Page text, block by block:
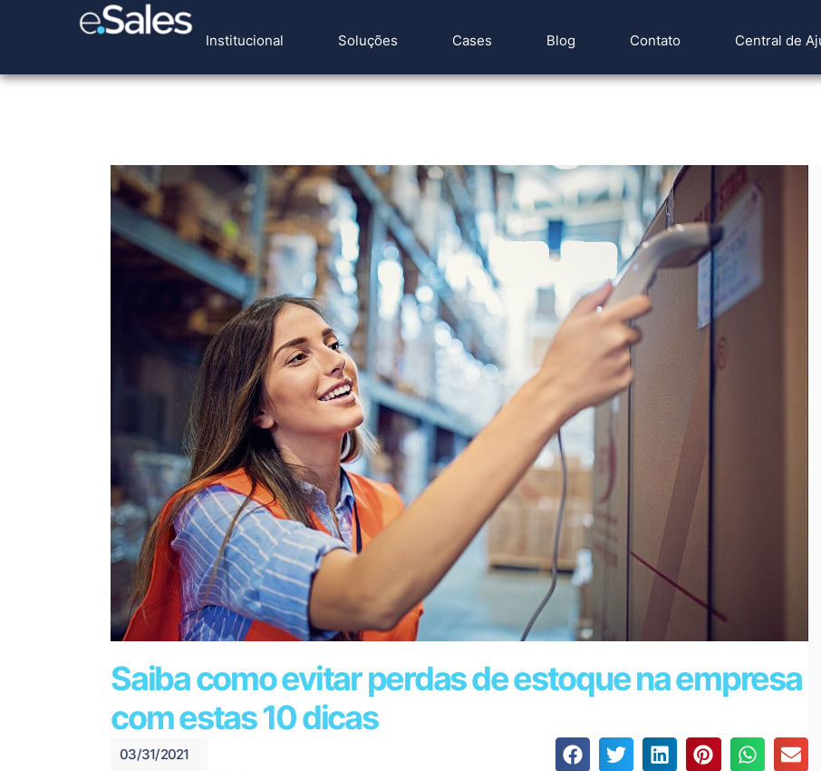
Institucional Soluções Cases Blog Contato Central de
Saiba como evitar perdas de estoque na empresa
com estas 10 dicas
03/31/2021